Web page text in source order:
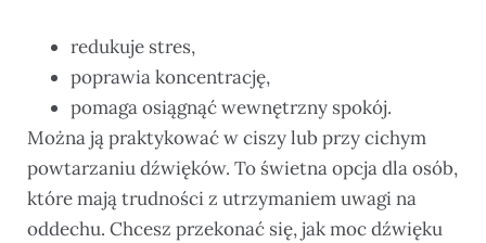
redukuje stres,
poprawia koncentrację,
pomaga osiągnąć wewnętrzny spokój.
Można ją praktykować w ciszy lub przy cichym
powtarzaniu dźwięków. To świetna opcja dla osób,
które mają trudności z utrzymaniem uwagi na
oddechu. Chcesz przekonać się, jak moc dźwięku